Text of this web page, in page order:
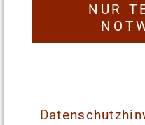
NUR
€238,—
1428 ,—